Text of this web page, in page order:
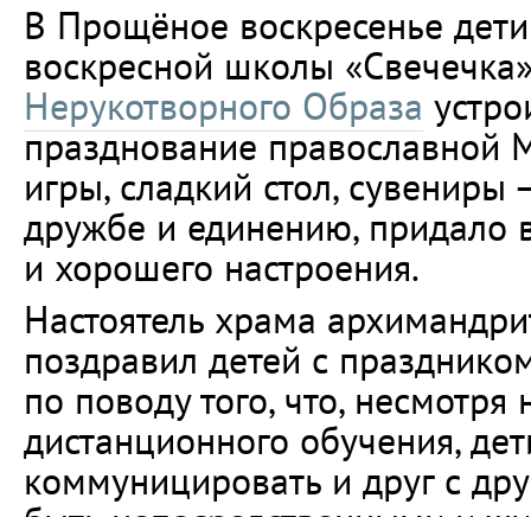
В Прощёное воскресенье
воскресной школы
Нерукотворного Образа
празднование
игры, сладкий стол, сувениры
дружбе и единению, придало
и хорошего настроения.
Настоятель храма
поздравил детей с
по поводу того, что,
дистанционного обучения,
коммуницировать и друг с